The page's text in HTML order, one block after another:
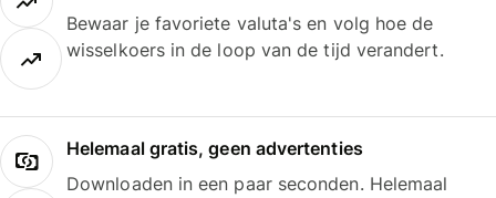
Bewaar je favoriete valuta's en volg hoe de
wisselkoers in de loop van de tijd verandert.
Helemaal gratis, geen advertenties
Downloaden in een paar seconden. Helemaal